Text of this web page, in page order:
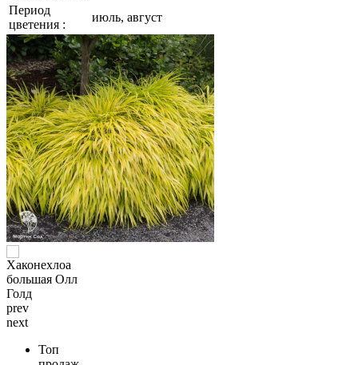
Период
цветения :
июль, август
prev
next
Топ